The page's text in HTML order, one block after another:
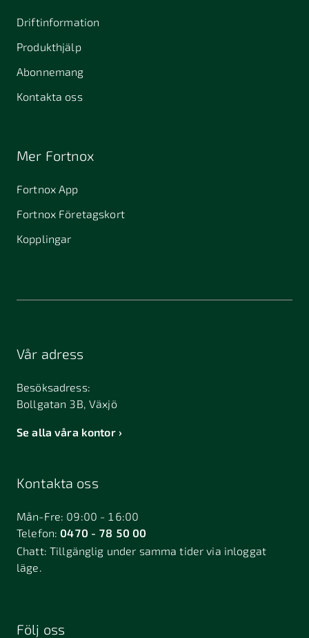
Driftinformation
Produkthjälp
Abonnemang
Kontakta oss
Mer Fortnox
Fortnox App
Fortnox Företagskort
Kopplingar
Vår adress
Besöksadress:
Bollgatan 3B, Växjö
Se alla våra kontor
Kontakta oss
Mån-Fre: 09:00 - 16:00
Telefon:0470 - 78 50 00
Chatt:Tillgänglig under samma tider via inloggat
läge.
Följ oss